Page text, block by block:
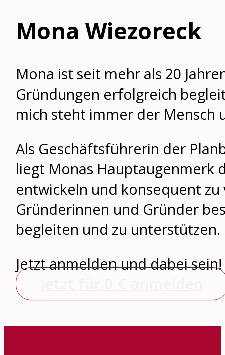
Mona Wiezoreck
Mona ist seit mehr als 20
Gründungen erfolgreich
mich steht immer der Mensch
Als Geschäftsführerin der
liegt Monas Hauptaugenmerk
entwickeln und konsequent
Gründerinnen und Gründer
begleiten und zu unterstützen.
Jetzt anmelden und dabei sein!